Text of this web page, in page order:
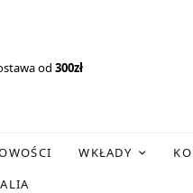
od300zł
WKŁADY